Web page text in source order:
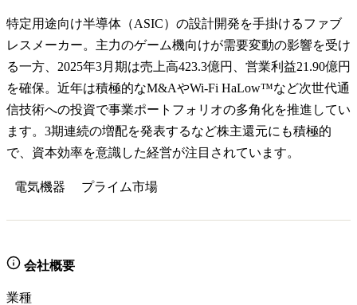
特定用途向け半導体（ASIC）の設計開発を手掛けるファブ
レスメーカー。主力のゲーム機向けが需要変動の影響を受け
る一方、2025年3月期は売上高423.3億円、営業利益21.90億円
を確保。近年は積極的なM&AやWi-Fi HaLow™など次世代通
信技術への投資で事業ポートフォリオの多角化を推進してい
ます。3期連続の増配を発表するなど株主還元にも積極的
で、資本効率を意識した経営が注目されています。
電気機器 プライム市場
会社概要
業種